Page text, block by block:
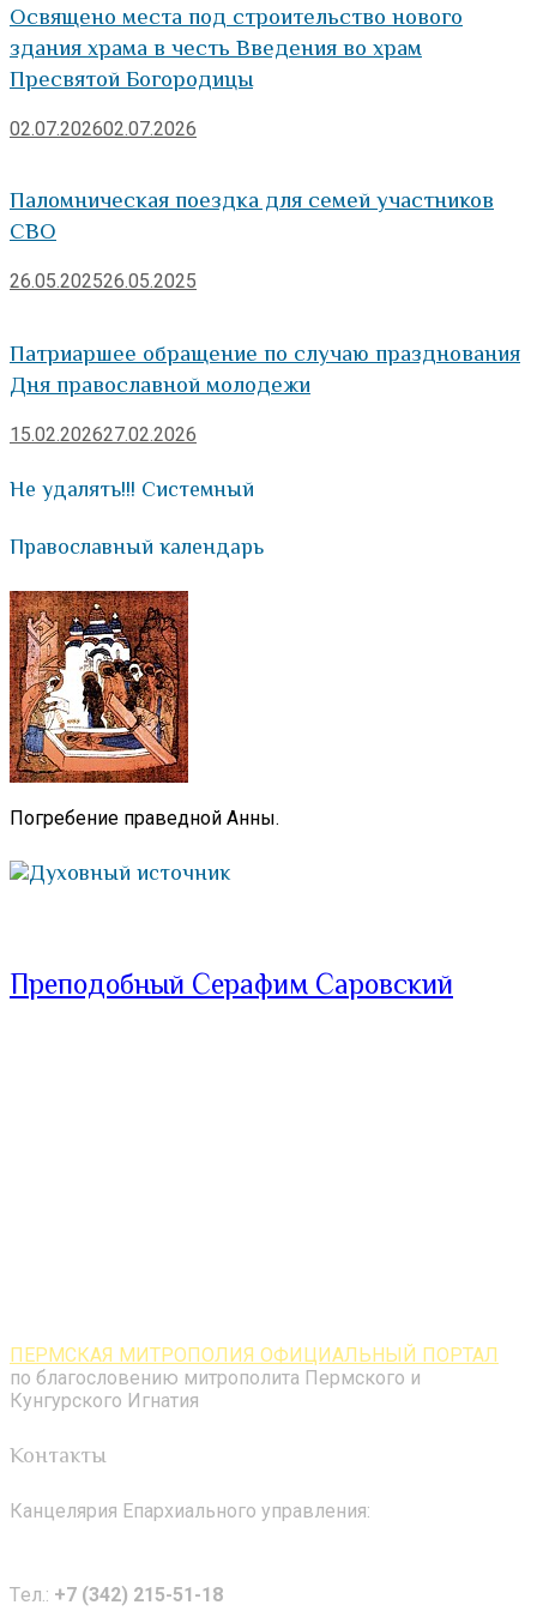
Освящено места под строительство нового
здания храма в честь Введения во храм
Пресвятой Богородицы
02.07.202602.07.2026
Паломническая поездка для семей участников
СВО
26.05.202526.05.2025
Патриаршее обращение по случаю празднования
Дня православной молодежи
15.02.202627.02.2026
Не удалять!!! Системный
Православный календарь
Погребение праведной Анны.
Духовный источник
Преподобный Серафим Саровский
ПЕРМСКАЯ МИТРОПОЛИЯ ОФИЦИАЛЬНЫЙ ПОРТАЛ
по благословению митрополита Пермского и
Кунгурского Игнатия
Контакты
Канцелярия Епархиального управления:
Tел.: +7 (342) 215-51-18